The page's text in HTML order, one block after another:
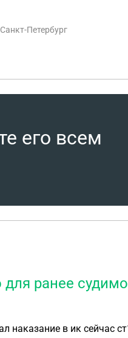
и суд был
брать не стала и
Петербург
его всем
ранее
наказание в ик сейчас